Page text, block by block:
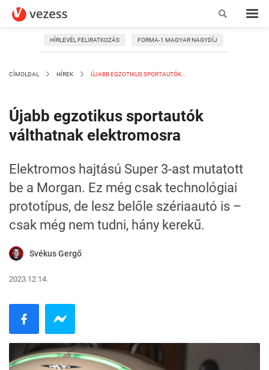
HÍRLEVÉL FELIRATKOZÁS FORMA-1 MAGYAR NAGYDÍJ
CÍMOLDAL HÍREK ÚJABB EGZOTIKUS SPORTAUTÓK...
Újabb egzotikus sportautók
válthatnak elektromosra
Elektromos hajtású Super 3-ast mutatott
be a Morgan. Ez még csak technológiai
prototípus, de lesz belőle szériaautó is –
csak még nem tudni, hány kerekű.
Svékus Gergő
2023.12.14.